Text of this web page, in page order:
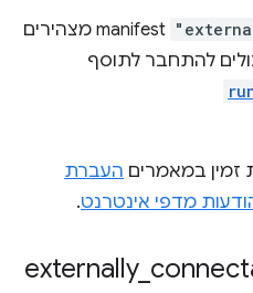
manifest מצהירים
להתחבר לתוסף
זמין במאמרים העברת
מדפי אינטרנט.
_